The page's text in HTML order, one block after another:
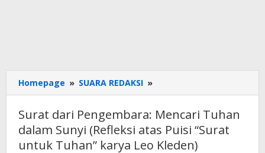
Homepage » SUARA REDAKSI »
dari
Mencari
Tuhan
dalam
Surat dari Pengembara: Mencari Tuhan
dalam Sunyi (Refleksi atas Puisi “Surat
untuk Tuhan” karya Leo Kleden)